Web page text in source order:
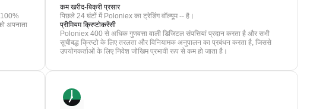
100%
अपनाता
कम खरीद-बिक्री प्रसार
पिछले 24 घंटों में Poloniex का ट्रेडिंग वॉल्यूम -- है।
प्रीमियम क्रिप्टोकरेंसी
Poloniex 400 से अधिक गुणवत्ता वाली डिजिटल संपत्तियां प्रदान करता है और सभी
सूचीबद्ध क्रिप्टो के लिए तरलता और विनियामक अनुपालन का प्रबंधन करता है, जिससे
उपयोगकर्ताओं के लिए निवेश जोखिम प्रभावी रूप से कम हो जाता है।